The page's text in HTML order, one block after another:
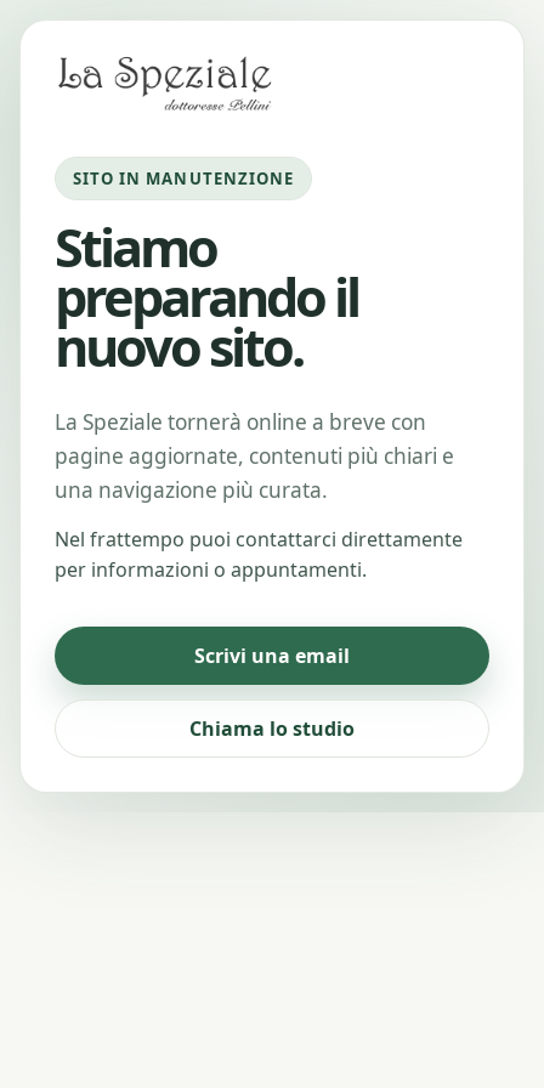
SITO IN MANUTENZIONE
Stiamo
preparando il
nuovo sito.
La Speziale tornerà online a breve con
pagine aggiornate, contenuti più chiari e
una navigazione più curata.
Nel frattempo puoi contattarci direttamente
per informazioni o appuntamenti.
Scrivi una email
Chiama lo studio